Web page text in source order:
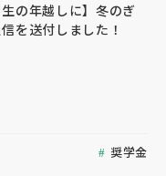
生の年越しに】冬のぎ
を送付しました！
奨学金